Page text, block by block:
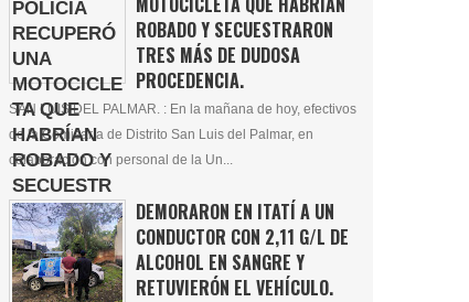
ROBADO Y SECUESTRARON
TRES MÁS DE DUDOSA
PROCEDENCIA.
SAN LUIS DEL PALMAR. : En la mañana de hoy, efectivos
de la Comisaría de Distrito San Luis del Palmar, en
colaboración con personal de la Un...
DEMORARON EN ITATÍ A UN
CONDUCTOR CON 2,11 G/L DE
ALCOHOL EN SANGRE Y
RETUVIERÓN EL VEHÍCULO.